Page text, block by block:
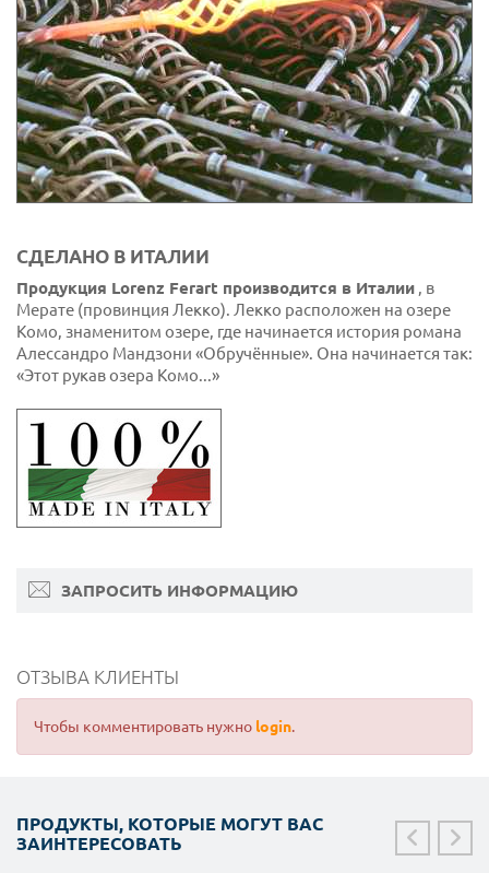
СДЕЛАНО В ИТАЛИИ
Продукция Lorenz Ferart производится в Италии , в
Мерате (провинция Лекко). Лекко расположен на озере
Комо, знаменитом озере, где начинается история романа
Алессандро Мандзони «Обручённые». Она начинается так:
«Этот рукав озера Комо...»
ЗАПРОСИТЬ ИНФОРМАЦИЮ
ОТЗЫВА КЛИЕНТЫ
Чтобы комментировать нужно login.
ПРОДУКТЫ, КОТОРЫЕ МОГУТ ВАС
ЗАИНТЕРЕСОВАТЬ